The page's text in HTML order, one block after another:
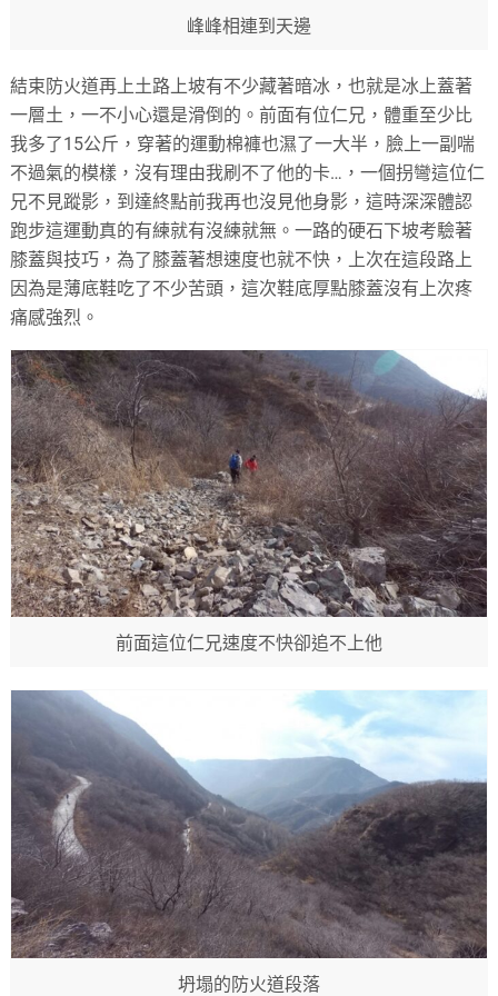
峰峰相連到天邊
結束防火道再上土路上坡有不少藏著暗冰，也就是冰上蓋著
一層土，一不小心還是滑倒的。前面有位仁兄，體重至少比
我多了15公斤，穿著的運動棉褲也濕了一大半，臉上一副喘
不過氣的模樣，沒有理由我刷不了他的卡…，一個拐彎這位仁
兄不見蹤影，到達終點前我再也沒見他身影，這時深深體認
跑步這運動真的有練就有沒練就無。一路的硬石下坡考驗著
膝蓋與技巧，為了膝蓋著想速度也就不快，上次在這段路上
因為是薄底鞋吃了不少苦頭，這次鞋底厚點膝蓋沒有上次疼
痛感強烈。
前面這位仁兄速度不快卻追不上他
坍塌的防火道段落